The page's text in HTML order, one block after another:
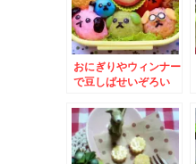
おにぎりやウィンナー
で豆しばせいぞろい